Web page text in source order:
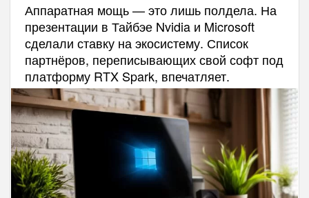
Аппаратная мощь — это лишь полдела. На
презентации в Тайбэе Nvidia и Microsoft
сделали ставку на экосистему. Список
партнёров, переписывающих свой софт под
платформу RTX Spark, впечатляет.